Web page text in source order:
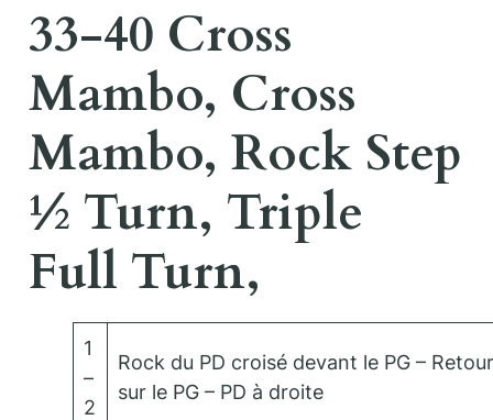
33-40 Cross
Mambo, Cross
Mambo, Rock Step
½ Turn, Triple
Full Turn,
1
–
2
Rock du PD croisé devant le PG – Retour
sur le PG – PD à droite